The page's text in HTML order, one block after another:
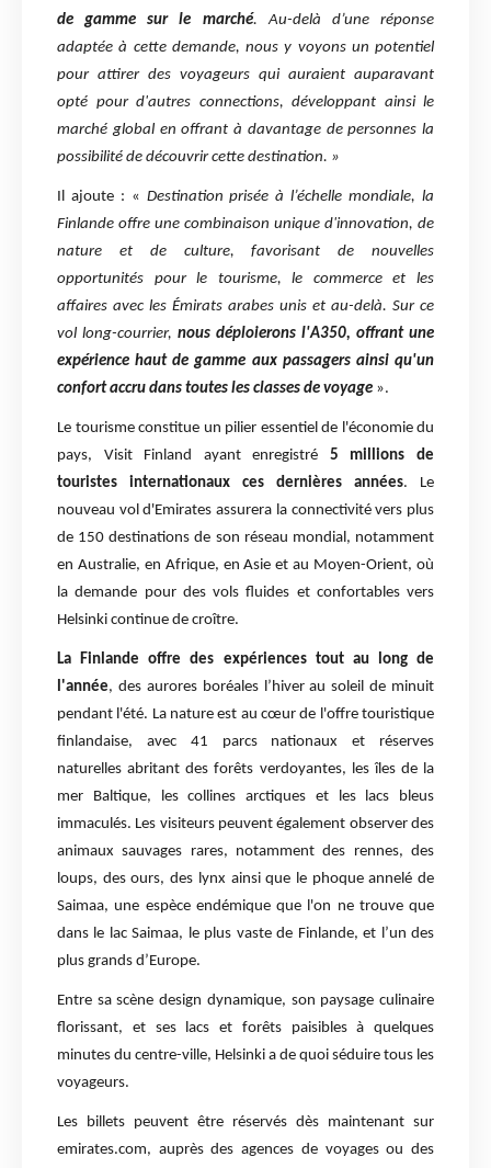
de gamme sur le marché. Au-delà d’une réponse
adaptée à cette demande, nous y voyons un potentiel
pour attirer des voyageurs qui auraient auparavant
opté pour d'autres connections, développant ainsi le
marché global en offrant à davantage de personnes la
possibilité de découvrir cette destination. »
Il ajoute : « Destination prisée à l’échelle mondiale, la
Finlande offre une combinaison unique d'innovation, de
nature et de culture, favorisant de nouvelles
opportunités pour le tourisme, le commerce et les
affaires avec les Émirats arabes unis et au-delà. Sur ce
vol long-courrier, nous déploierons l'A350, offrant une
expérience haut de gamme aux passagers ainsi qu'un
confort accru dans toutes les classes de voyage ».
Le tourisme constitue un pilier essentiel de l'économie du
pays, Visit Finland ayant enregistré 5 millions de
touristes internationaux ces dernières années. Le
nouveau vol d'Emirates assurera la connectivité vers plus
de 150 destinations de son réseau mondial, notamment
en Australie, en Afrique, en Asie et au Moyen-Orient, où
la demande pour des vols fluides et confortables vers
Helsinki continue de croître.
La Finlande offre des expériences tout au long de
l'année, des aurores boréales l’hiver au soleil de minuit
pendant l'été. La nature est au cœur de l'offre touristique
finlandaise, avec 41 parcs nationaux et réserves
naturelles abritant des forêts verdoyantes, les îles de la
mer Baltique, les collines arctiques et les lacs bleus
immaculés. Les visiteurs peuvent également observer des
animaux sauvages rares, notamment des rennes, des
loups, des ours, des lynx ainsi que le phoque annelé de
Saimaa, une espèce endémique que l'on ne trouve que
dans le lac Saimaa, le plus vaste de Finlande, et l’un des
plus grands d’Europe.
Entre sa scène design dynamique, son paysage culinaire
florissant, et ses lacs et forêts paisibles à quelques
minutes du centre-ville, Helsinki a de quoi séduire tous les
voyageurs.
Les billets peuvent être réservés dès maintenant sur
emirates.com, auprès des agences de voyages ou des